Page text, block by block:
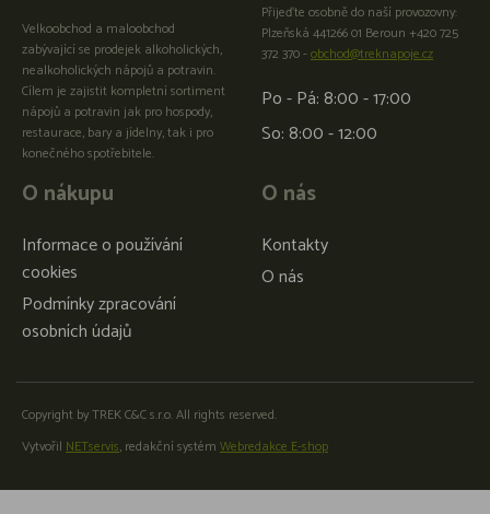
Velkoobchod a maloobchod
zabývající se prodejek alkoholických,
nealkoholických nápojů a potravin.
Cílem je zajistit kompletní sortiment
nápojů a potravin jak pro hospody,
restaurace, bary a jídelny, tak i pro
konečného spotřebitele.
O nákupu
Informace o používání
cookies
Podmínky zpracování
osobních údajů
O nás
Kontakty
O nás
Přijeďte osobně do naší provozovny:
Plzeňská 441266 01 Beroun +420 725
372 370 -obchod@treknapoje.cz
Po - Pá: 8:00 - 17:00
So: 8:00 - 12:00
Copyright by TREK C&C s.r.o. All rights reserved.
Vytvořil NETservis, redakční systém Webredakce E-shop